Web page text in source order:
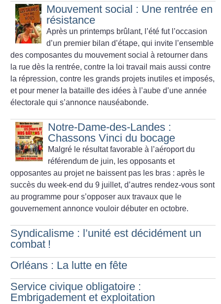
Mouvement social : Une rentrée en
résistance
Après un printemps brûlant, l’été fut l’occasion
d’un premier bilan d’étape, qui invite l’ensemble
des composantes du mouvement social à retourner dans
la rue dès la rentrée, contre la loi travail mais aussi contre
la répression, contre les grands projets inutiles et imposés,
et pour mener la bataille des idées à l’aube d’une année
électorale qui s’annonce nauséabonde.
Notre-Dame-des-Landes :
Chassons Vinci du bocage
Malgré le résultat favorable à l’aéroport du
référendum de juin, les opposants et
opposantes au projet ne baissent pas les bras : après le
succès du week-end du 9 juillet, d’autres rendez-vous sont
au programme pour s’opposer aux travaux que le
gouvernement annonce vouloir débuter en octobre.
Syndicalisme : l’unité est décidément un
combat !
Orléans : La lutte en fête
Service civique obligatoire :
Embrigadement et exploitation